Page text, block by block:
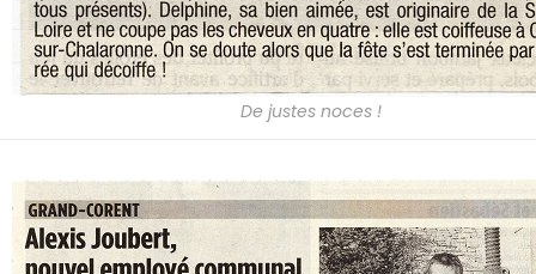
De justes noces !